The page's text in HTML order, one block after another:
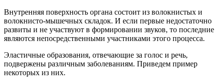
Внутренняя поверхность органа состоит из волокнистых и
волокнисто-мышечных складок. И если первые недостаточно
развиты и не участвуют в формировании звуков, то последние
являются непосредственными участниками этого процесса.
Эластичные образования, отвечающие за голос и речь,
подвержены различным заболеваниям. Приведем пример
некоторых из них.